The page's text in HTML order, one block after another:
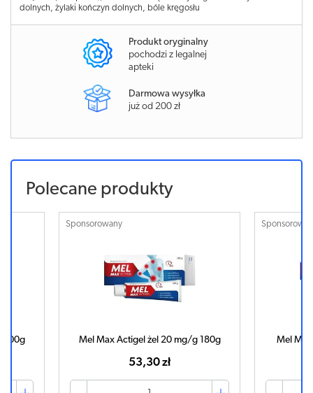
dolnych, żylaki kończyn dolnych, bóle kręgosłu
Produkt oryginalny
pochodzi z legalnej
apteki
Darmowa wysyłka
już od 200 zł
Polecane produkty
100g
Sponsorowany
Mel Max Actigel żel 20 mg/g 180g
53,30 zł
Mel